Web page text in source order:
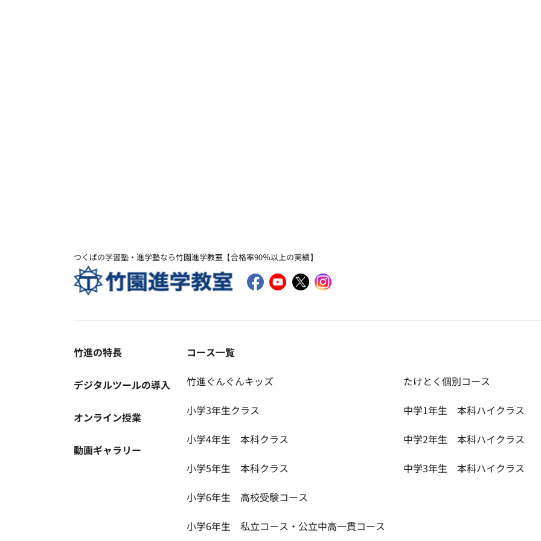
つくばの学習塾・進学塾なら竹園進学教室【合格率90％以上の実績】
竹進の特長
デジタルツールの導入
オンライン授業
動画ギャラリー
コース一覧
竹進ぐんぐんキッズ
小学3年生クラス
小学4年生 本科クラス
小学5年生 本科クラス
小学6年生 高校受験コース
小学6年生 私立コース・公立中高一貫コース
たけとく個別コース
中学1年生 本科ハイクラス
中学2年生 本科ハイクラス
中学3年生 本科ハイクラス